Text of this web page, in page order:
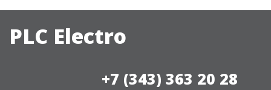
PLC Electro
+7 (343) 363 20 28